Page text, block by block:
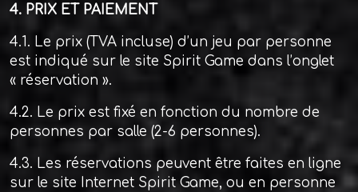
4. PRIX ET PAIEMENT
4.1. Le prix (TVA incluse) d’un jeu par personne
est indiqué sur le site Spirit Game dans l’onglet
« réservation ».
4.2. Le prix est fixé en fonction du nombre de
personnes par salle (2-6 personnes).
4.3. Les réservations peuvent être faites en ligne
sur le site Internet Spirit Game, ou en personne